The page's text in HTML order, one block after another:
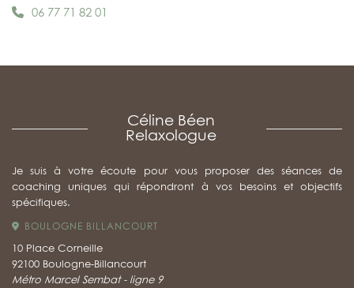
06 77 71 82 01
Céline Béen
Relaxologue
Je suis à votre écoute pour vous proposer des séances de
coaching uniques qui répondront à vos besoins et objectifs
spécifiques.
BOULOGNE BILLANCOURT
10 Place Corneille
92100 Boulogne-Billancourt
Métro Marcel Sembat - ligne 9